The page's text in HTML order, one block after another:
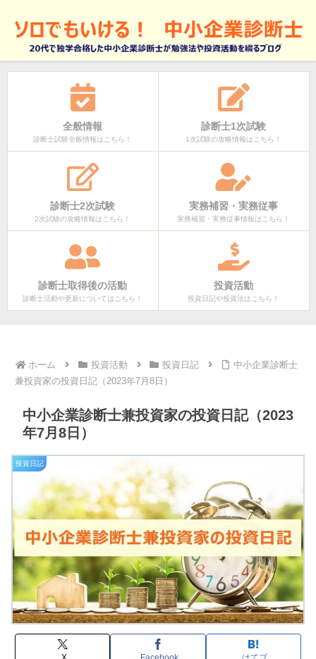
全般情報
診断士試験全般情報はこちら！
診断士1次試験
1次試験の攻略情報はこちら！
診断士2次試験
2次試験の攻略情報はこちら！
実務補習・実務従事
実務補習・実務従事情報はこちら！
診断士取得後の活動
診断士活動や更新についてはこちら！
投資活動
投資日記や投資法はこちら！
ホーム 投資活動 投資日記
中小企業診断士
兼投資家の投資日記（2023年7月8日）
中小企業診断士兼投資家の投資日記（2023
年7月8日）
投資日記